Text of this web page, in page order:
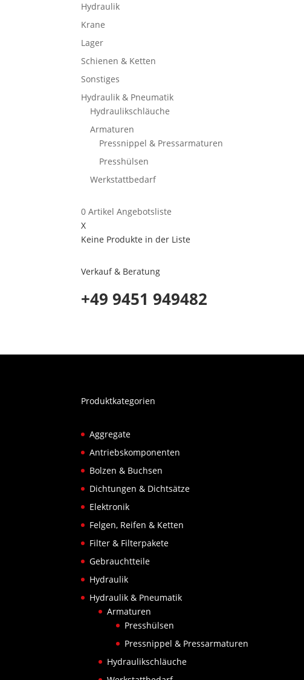
Hydraulik
Krane
Lager
Schienen & Ketten
Sonstiges
Hydraulik & Pneumatik
Hydraulikschläuche
Armaturen
Pressnippel & Pressarmaturen
Presshülsen
Werkstattbedarf
0 ArtikelAngebotsliste
X
Keine Produkte in der Liste
Verkauf & Beratung
+49 9451 949482
Produktkategorien
Aggregate
Antriebskomponenten
Bolzen & Buchsen
Dichtungen & Dichtsätze
Elektronik
Felgen, Reifen & Ketten
Filter & Filterpakete
Gebrauchtteile
Hydraulik
Hydraulik & Pneumatik
Armaturen
Presshülsen
Pressnippel & Pressarmaturen
Hydraulikschläuche